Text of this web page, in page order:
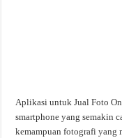
Aplikasi untuk Jual Foto
smartphone yang semakin
kemampuan fotografi yang